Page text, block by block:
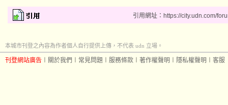
引用網址：https://city.udn.com/
本城市刊登之內容為作者個人自行提供上傳，不代表 udn 立場。
刊登網站廣告 關於我們 常見問題 服務條款 著作權聲明 隱私權聲明 客服